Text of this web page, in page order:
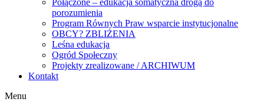
Połączone – edukacja somatyczna drogą do
porozumienia
Program Równych Praw wsparcie instytucjonalne
OBCY? ZBLIŻENIA
Leśna edukacja
Ogród Społeczny
Projekty zrealizowane / ARCHIWUM
Kontakt
Menu